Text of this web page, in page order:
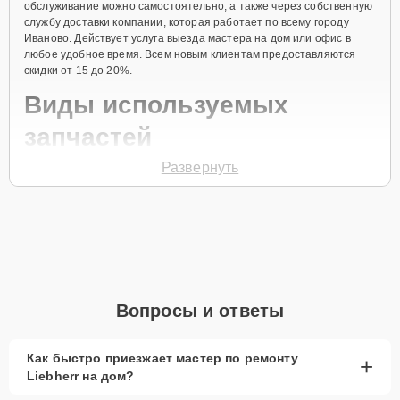
обслуживание можно самостоятельно, а также через собственную
службу доставки компании, которая работает по всему городу
Иваново. Действует услуга выезда мастера на дом или офис в
любое удобное время. Всем новым клиентам предоставляются
скидки от 15 до 20%.
Виды используемых
запчастей
Для ремонта морозильной камеры модели GS 1513 предлагаются
активное использование устройства дольше
запчастей.
При наличии планов в скором времени заменить
Развернуть
Вопросы и ответы
Как быстро приезжает мастер по ремонту
Liebherr на дом?
+